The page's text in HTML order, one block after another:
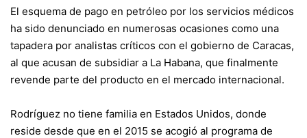
El esquema de pago en petróleo por los servicios médicos
ha sido denunciado en numerosas ocasiones como una
tapadera por analistas críticos con el gobierno de Caracas,
al que acusan de subsidiar a La Habana, que finalmente
revende parte del producto en el mercado internacional.
Rodríguez no tiene familia en Estados Unidos, donde
reside desde que en el 2015 se acogió al programa de